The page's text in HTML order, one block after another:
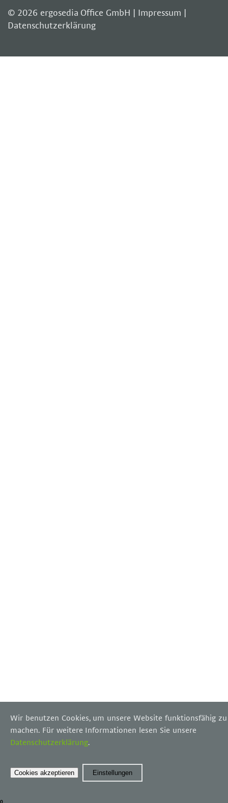
© 2026 ergosedia Office GmbH | Impressum
Datenschutzerklärung
Wir benutzen Cookies, um unsere Website funktionsfähig zu
machen. Für weitere Informationen lesen Sie unsere
Datenschutzerklärung.
Cookies akzeptieren Einstellungen